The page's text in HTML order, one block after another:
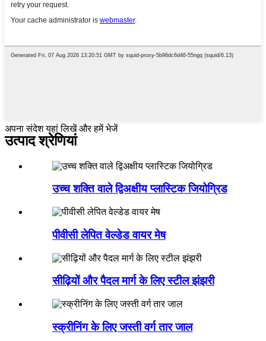
अपना संदेश यहां लिखें और हमें भेजें
उत्पाद श्रेणियां
उच्च शक्ति वाले द्विअक्षीय प्लास्टिक जियोग्रिड
पीवीसी लेपित वेल्डेड वायर मेष
सीढ़ियों और पैदल मार्ग के लिए स्टील झंझरी
स्क्रीनिंग के लिए जस्ती वर्ग तार जाल